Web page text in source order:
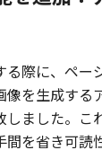
る際に、ペー
像を生成する
しました。こ
間を省き可読